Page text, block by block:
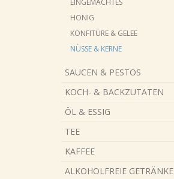
EINGEMACHTES
HONIG
KONFITÜRE & GELEE
NÜSSE & KERNE
SAUCEN & PESTOS
KOCH- & BACKZUTATEN
ÖL & ESSIG
TEE
KAFFEE
ALKOHOLFREIE GETRÄNKE